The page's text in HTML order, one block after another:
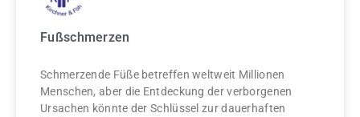
Fußschmerzen
Schmerzende Füße betreffen weltweit Millionen
Menschen, aber die Entdeckung der verborgenen
Ursachen könnte der Schlüssel zur dauerhaften